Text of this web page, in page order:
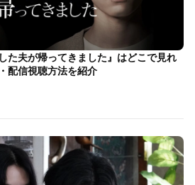
た夫が帰ってきました』はどこで見れ
配信視聴方法を紹介